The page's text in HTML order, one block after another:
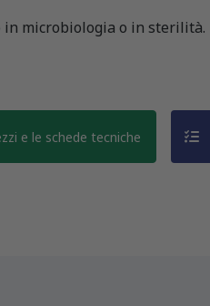
microbiologia o in sterilità.
e le schede tecniche